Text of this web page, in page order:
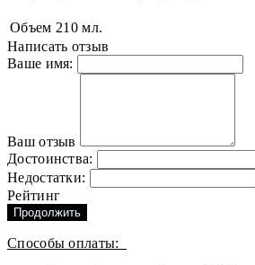
Объем 210 мл.
Написать отзыв
Ваше имя:
Ваш отзыв
Достоинства:
Недостатки:
Рейтинг
Продолжить
Способы оплаты: